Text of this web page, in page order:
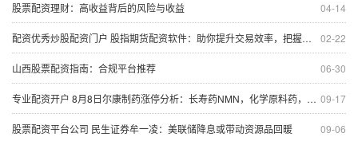
04-14
股票配资理财：高收益背后的风险与收益
02-22
配资优秀炒股配资门户 股指期货配资软件：助你提升交易效率，把握市场先机
06-30
山西股票配资指南：合规平台推荐
09-17
专业配资开户 8月8日尔康制药涨停分析：长寿药NMN，化学原料药，中药概念热股
09-06
股票配资平台公司 民生证券牟一凌：美联储降息或带动资源品回暖